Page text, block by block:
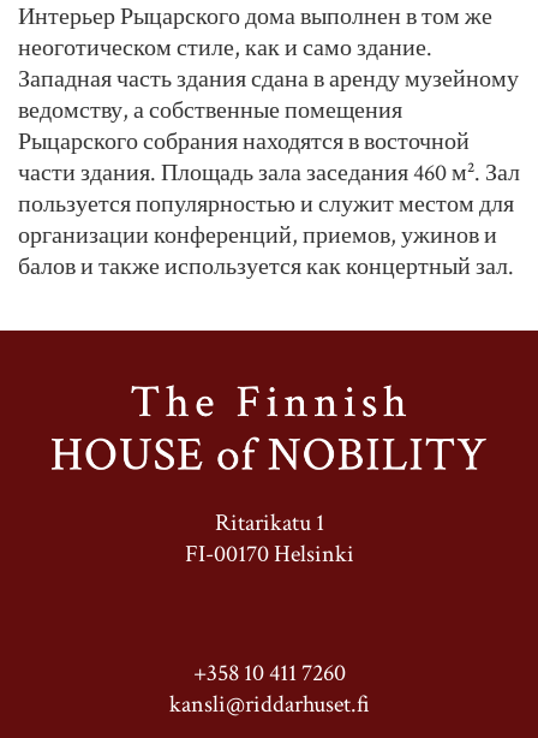
Интерьер Рыцарского дома выполнен в том же
неоготическом стиле, как и само здание.
Западная часть здания сдана в аренду музейному
ведомству, а собственные помещения
Рыцарского собрания находятся в восточной
части здания. Площадь зала заседания 460 м². Зал
пользуется популярностью и служит местом для
организации конференций, приемов, ужинов и
балов и также используется как концертный зал.
Ritarikatu 1
FI-00170 Helsinki
+358 10 411 7260
kansli@riddarhuset.fi